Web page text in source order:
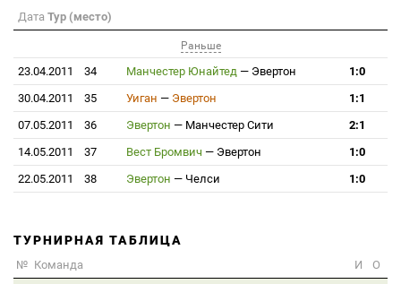
Дата Тур (место)
Раньше
23.04.2011 34 Манчестер Юнайтед — Эвертон
1:0
30.04.2011
35 Уиган — Эвертон
1:1
07.05.2011
36 Эвертон — Манчестер Сити
2:1
14.05.2011
37 Вест Бромвич — Эвертон
1:0
22.05.2011
38 Эвертон — Челси 1:0
ТУРНИРНАЯ ТАБЛИЦА
№ Команда И
О